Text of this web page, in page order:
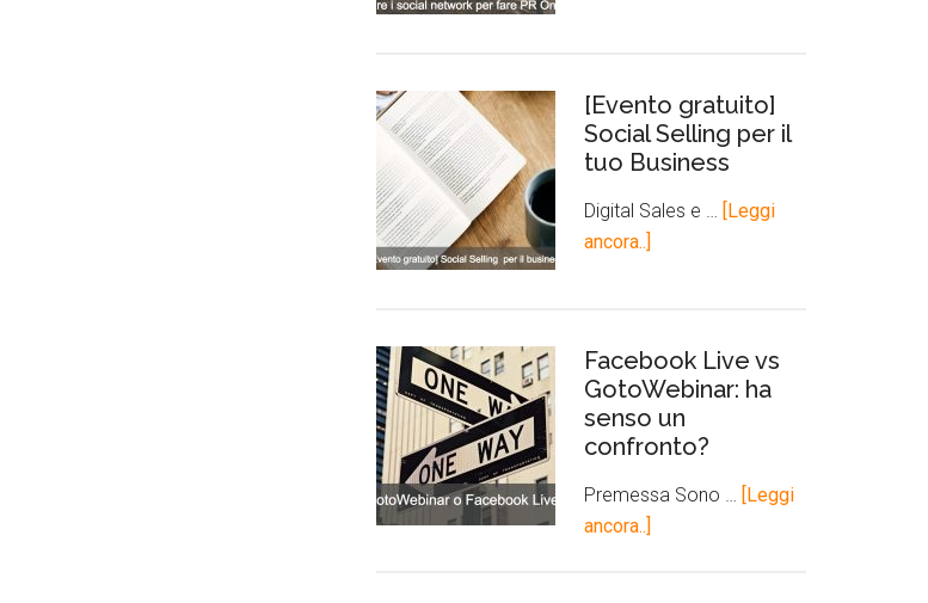
[Evento gratuito]
Social Selling per il
tuo Business
Digital Sales e …
[Leggi
ancora..]
Facebook Live vs
GotoWebinar: ha
senso un
confronto?
Premessa Sono …
[Leggi
ancora..]